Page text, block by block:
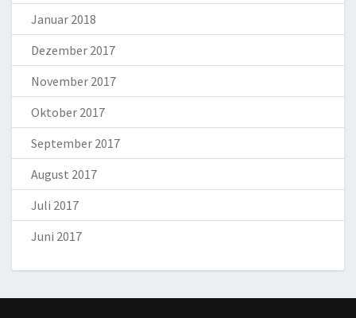
Januar 2018
Dezember 2017
November 2017
Oktober 2017
September 2017
August 2017
Juli 2017
Juni 2017